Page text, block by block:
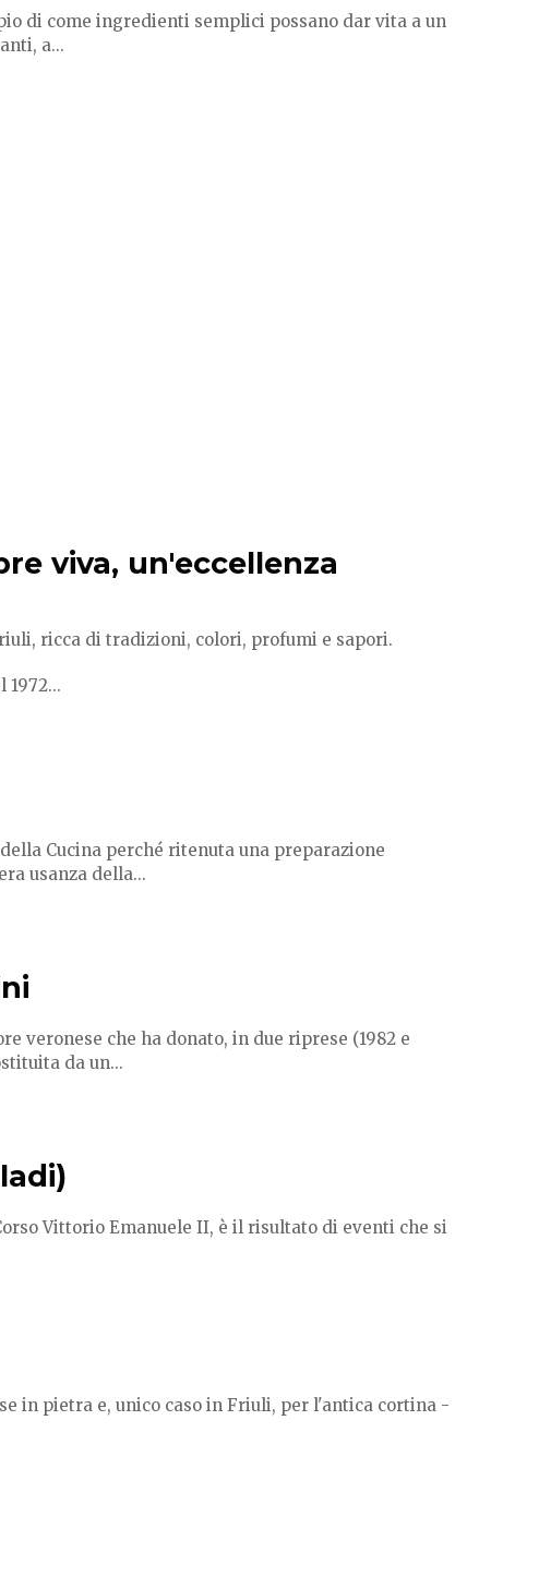
di come ingredienti semplici possano dar vita a un
a...
viva, un'eccellenza
ricca di tradizioni, colori, profumi e sapori.
Cucina perché ritenuta una preparazione
usanza della...
veronese che ha donato, in due riprese (1982 e
da un...
Vittorio Emanuele II, è il risultato di eventi che si
in pietra e, unico caso in Friuli, per l'antica cortina -